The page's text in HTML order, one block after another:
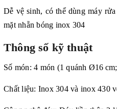
Dễ vệ sinh, có thể dùng máy
mặt nhẵn bóng inox 304
Thông số kỹ thuật
Số món: 4 món (1 quánh Ø16
Chất liệu: Inox 304 và inox 430